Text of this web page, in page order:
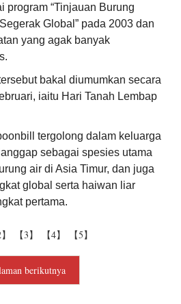
program “Tinjauan Burung
Global” pada 2003 dan
yang agak banyak
bakal diumumkan secara
iaitu Hari Tanah Lembap
tergolong dalam keluarga
sebagai spesies utama
air di Asia Timur, dan juga
global serta haiwan liar
pertama.
【3】 【4】 【5】
berikutnya